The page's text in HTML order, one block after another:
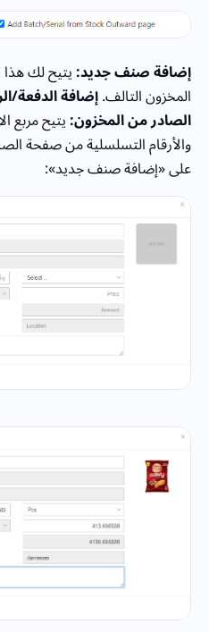
إضافة صنف جديد:يتيح لك
المخزون التالف.إضافة
الصادر من المخزون:يتيح مربع
والأرقام التسلسلية من صفحة
على «إضافة صنف جديد»: